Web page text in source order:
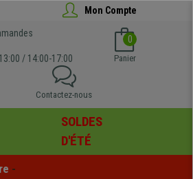
Mon Compte
/ 14:00-17:00
0
Panier
Contactez-nous
SOLDES
D'ÉTÉ
-